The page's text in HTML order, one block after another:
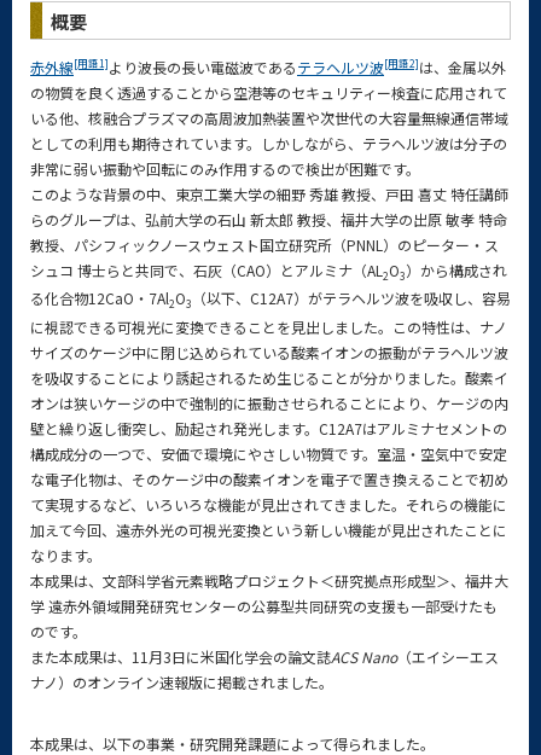
概要
赤外線[用語1]より波長の長い電磁波であるテラヘルツ波[用語2]は、金属以外
の物質を良く透過することから空港等のセキュリティー検査に応用されて
いる他、核融合プラズマの高周波加熱装置や次世代の大容量無線通信帯域
としての利用も期待されています。しかしながら、テラヘルツ波は分子の
非常に弱い振動や回転にのみ作用するので検出が困難です。
このような背景の中、東京工業大学の細野 秀雄 教授、戸田 喜丈 特任講師
らのグループは、弘前大学の石山 新太郎 教授、福井大学の出原 敏孝 特命
教授、パシフィックノースウェスト国立研究所（PNNL）のピーター・ス
シュコ 博士らと共同で、石灰（CAO）とアルミナ（AL 2O3）から構成され
る化合物12CaO・7Al2O3
（以下、C12A7）がテラヘルツ波を吸収し、容易
に視認できる可視光に変換できることを見出しました。この特性は、ナノ
サイズのケージ中に閉じ込められている酸素イオンの振動がテラヘルツ波
を吸収することにより誘起されるため生じることが分かりました。酸素イ
オンは狭いケージの中で強制的に振動させられることにより、ケージの内
壁と繰り返し衝突し、励起され発光します。C12A7はアルミナセメントの
構成成分の一つで、安価で環境にやさしい物質です。室温・空気中で安定
な電子化物は、そのケージ中の酸素イオンを電子で置き換えることで初め
て実現するなど、いろいろな機能が見出されてきました。それらの機能に
加えて今回、遠赤外光の可視光変換という新しい機能が見出されたことに
なります。
本成果は、文部科学省元素戦略プロジェクト＜研究拠点形成型＞、福井大
学 遠赤外領域開発研究センターの公募型共同研究の支援も一部受けたも
のです。
また本成果は、11月3日に米国化学会の論文誌ACS Nano（エイシーエス
ナノ）のオンライン速報版に掲載されました。
本成果は、以下の事業・研究開発課題によって得られました。